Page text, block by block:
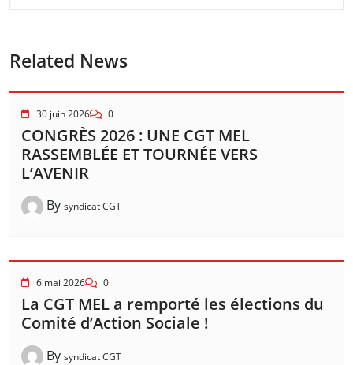
Related News
30 juin 2026 0
CONGRÈS 2026 : UNE CGT MEL
RASSEMBLÉE ET TOURNÉE VERS
L’AVENIR
By syndicat CGT
6 mai 2026 0
La CGT MEL a remporté les élections du
Comité d’Action Sociale !
By syndicat CGT